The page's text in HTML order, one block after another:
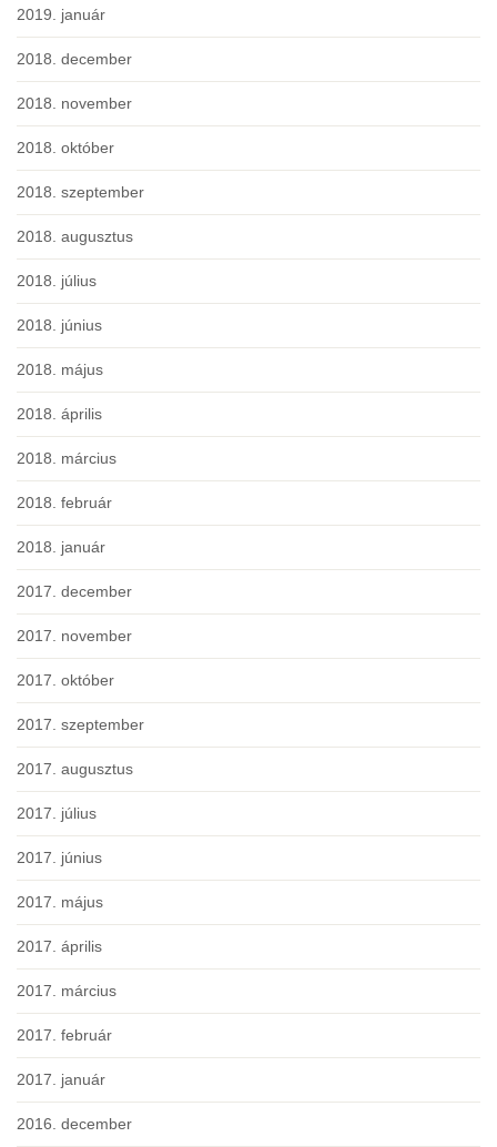
2019. január
2018. december
2018. november
2018. október
2018. szeptember
2018. augusztus
2018. július
2018. június
2018. május
2018. április
2018. március
2018. február
2018. január
2017. december
2017. november
2017. október
2017. szeptember
2017. augusztus
2017. július
2017. június
2017. május
2017. április
2017. március
2017. február
2017. január
2016. december